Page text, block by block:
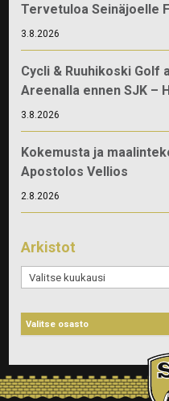
Tervetuloa Seinäjoelle
3.8.2026
Cycli & Ruuhikoski
Areenalla ennen SJK –
3.8.2026
Kokemusta ja
Apostolos Vellios
2.8.2026
Arkistot
Arkistot